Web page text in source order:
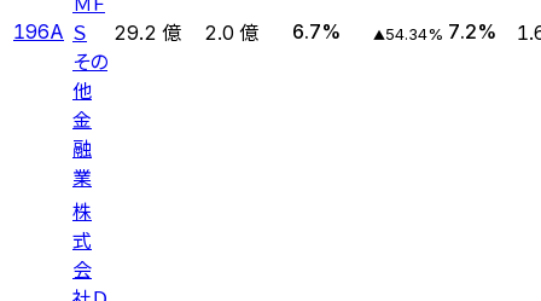
196A Ｓ
その
他
金
融
業
29.2 億 2.0 億 6.7% ▲54.34% 7.2%
株
式
会